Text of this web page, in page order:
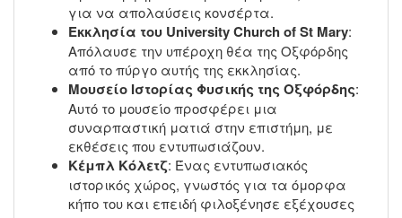
για να απολαύσεις κονσέρτα.
Εκκλησία του University Church of St Mary:
Απόλαυσε την υπέροχη θέα της Οξφόρδης
από το πύργο αυτής της εκκλησίας.
Μουσείο Ιστορίας Φυσικής της Οξφόρδης:
Αυτό το μουσείο προσφέρει μια
συναρπαστική ματιά στην επιστήμη, με
εκθέσεις που εντυπωσιάζουν.
Κέμπλ Κόλετζ: Ένας εντυπωσιακός
ιστορικός χώρος, γνωστός για τα όμορφα
κήπο του και επειδή φιλοξένησε εξέχουσες